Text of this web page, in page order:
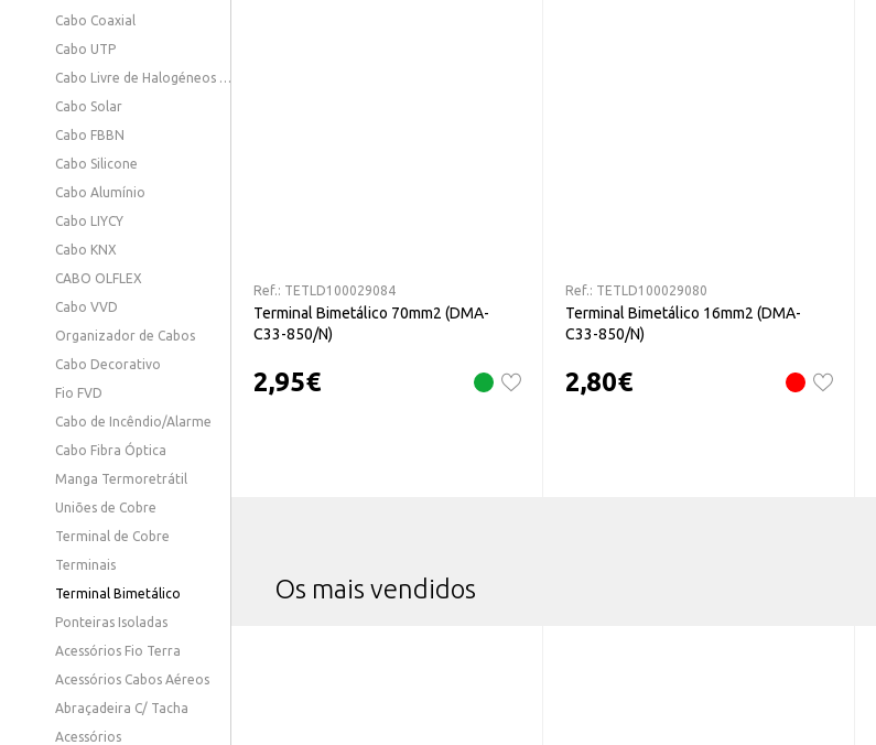
Cabo Coaxial
Cabo UTP
Cabo Livre de Halogéneos - 0,6/1KV (Fléxivel)
Cabo Solar
Cabo FBBN
Cabo Silicone
Cabo Alumínio
Cabo LIYCY
Cabo KNX
CABO OLFLEX
Cabo VVD
Organizador de Cabos
Cabo Decorativo
Fio FVD
Cabo de Incêndio/Alarme
Cabo Fibra Óptica
Manga Termoretrátil
Uniões de Cobre
Terminal de Cobre
Terminais
Terminal Bimetálico
Ponteiras Isoladas
Acessórios Fio Terra
Acessórios Cabos Aéreos
Abraçadeira C/ Tacha
Acessórios
Ref.: TETLD100029084
Terminal Bimetálico 70mm2 (DMA-
C33-850/N)
2,95€
Ref.: TETLD100029080
Terminal Bimetálico 16mm2 (DMA-
C33-850/N)
2,80€
Os mais vendidos